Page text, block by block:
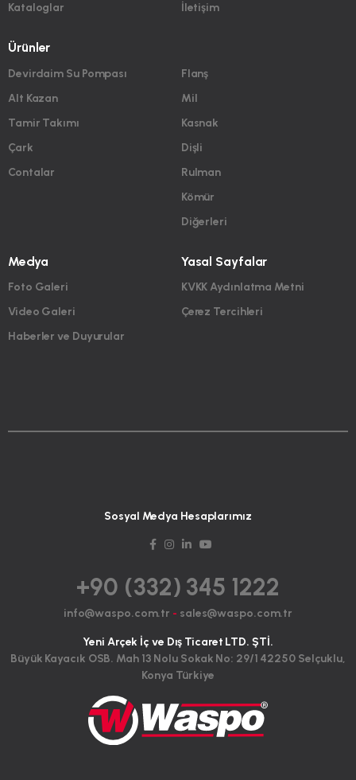
Kataloglar
İletişim
Ürünler
Devirdaim Su Pompası
Alt Kazan
Tamir Takımı
Çark
Contalar
Flanş
Mil
Kasnak
Dişli
Rulman
Kömür
Diğerleri
Medya
Foto Galeri
Video Galeri
Haberler ve Duyurular
Yasal Sayfalar
KVKK Aydınlatma Metni
Çerez Tercihleri
Sosyal Medya Hesaplarımız
+90 (332) 345 1222
info@waspo.com.tr - sales@waspo.com.tr
Yeni Arçek İç ve Dış Ticaret LTD. ŞTİ.
Büyük Kayacık OSB. Mah 13 Nolu Sokak No: 29/1 42250 Selçuklu,
Konya Türkiye